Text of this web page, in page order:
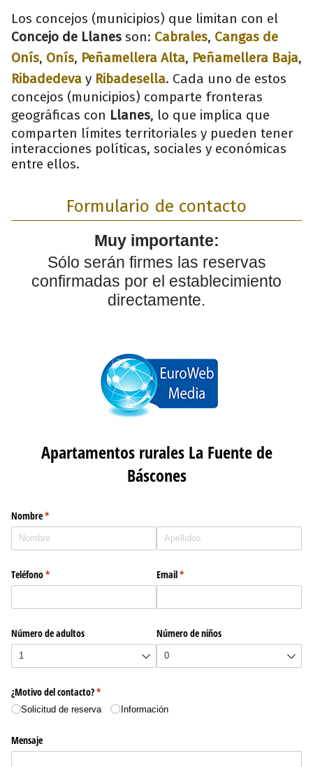
Los concejos (municipios) que limitan con el
Concejo de Llanes son: Cabrales, Cangas de
Onís, Onís, Peñamellera Alta, Peñamellera Baja,
Ribadedeva y Ribadesella. Cada uno de estos
concejos (municipios) comparte fronteras
geográficas con Llanes, lo que implica que
comparten límites territoriales y pueden tener
interacciones políticas, sociales y económicas
entre ellos.
Formulario de contacto
Muy importante:
Sólo serán firmes las reservas
confirmadas por el establecimiento
directamente.
Apartamentos rurales La Fuente de
Báscones
Nombre*
(necesario)
Teléfono*
(necesario) Email*
(necesario)
Número de adultos Número de niños
¿Motivo del contacto?*
(necesario)
Solicitud de reserva Información
Mensaje